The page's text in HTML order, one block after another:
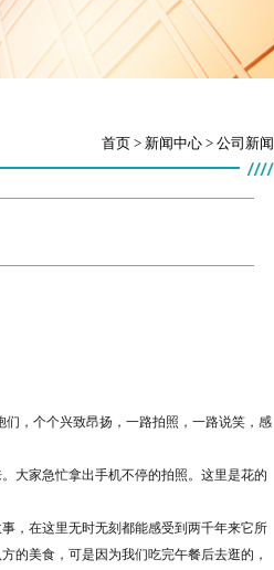
首页 > 新闻中心 > 公司新闻
，个个兴致昂扬，一路拍照，一路说笑，感
大家急忙拿出手机不停的拍照。这里是花的
，在这里无时无刻都能感受到两千年来它所
的美食，可是因为我们吃完午餐后去逛的，